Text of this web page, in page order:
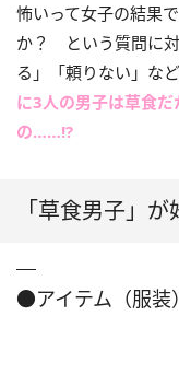
怖いって女子の結果
か？ という質問に
る」「頼りない」な
に3人の男子は草食
の……!?
「草食男子」
●アイテム（服装）